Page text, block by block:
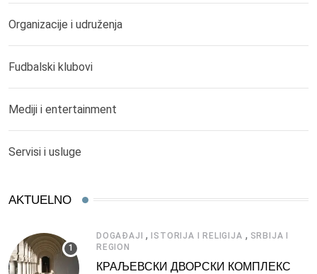
Organizacije i udruženja
Fudbalski klubovi
Mediji i entertainment
Servisi i usluge
AKTUELNO
DOGAĐAJI , ISTORIJA I RELIGIJA , SRBIJA I
REGION
КРАЉЕВСКИ ДВОРСКИ КОМПЛЕКС